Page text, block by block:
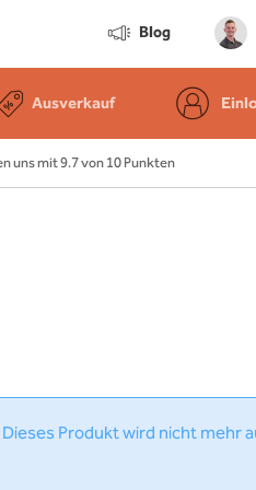
Blog
Ausverkauf
uns mit 9.7 von 10 Punkten
Produkt wird nicht mehr